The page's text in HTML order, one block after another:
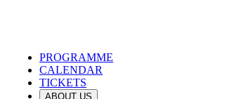
PROGRAMME
CALENDAR
TICKETS
ABOUT US